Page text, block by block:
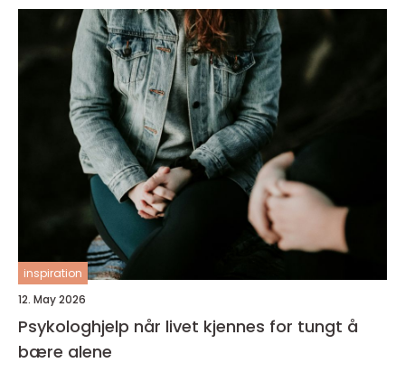
inspiration
12. May 2026
Psykologhjelp når livet kjennes for tungt å
bære alene